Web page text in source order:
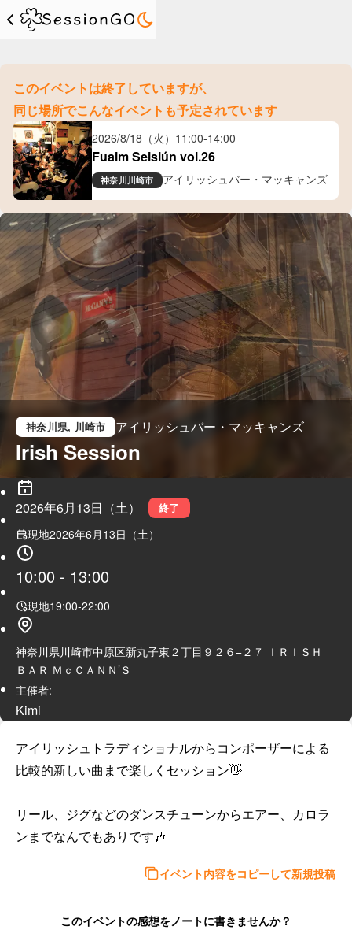
このイベントは終了していますが、
同じ場所でこんなイベントも予定されています
2026/8/18（火） 11:00-14:00
Fuaim Seisiún vol.26
神奈川川崎市 アイリッシュバー・マッキャンズ
神奈川県, 川崎市 アイリッシュバー・マッキャンズ
Irish Session
2026年6月13日（土） 終了
現地2026年6月13日（土）
10:00 - 13:00
現地19:00-22:00
神奈川県川崎市中原区新丸子東２丁目９２６−２７ ＩＲＩＳＨ
ＢＡＲ ＭｃＣＡＮＮ’Ｓ
主催者:
Kimi
アイリッシュトラディショナルからコンポーザーによる
比較的新しい曲まで楽しくセッション👋
リール、ジグなどのダンスチューンからエアー、カロラ
イベント内容をコピーして新規投稿
このイベントの感想をノートに書きませんか？